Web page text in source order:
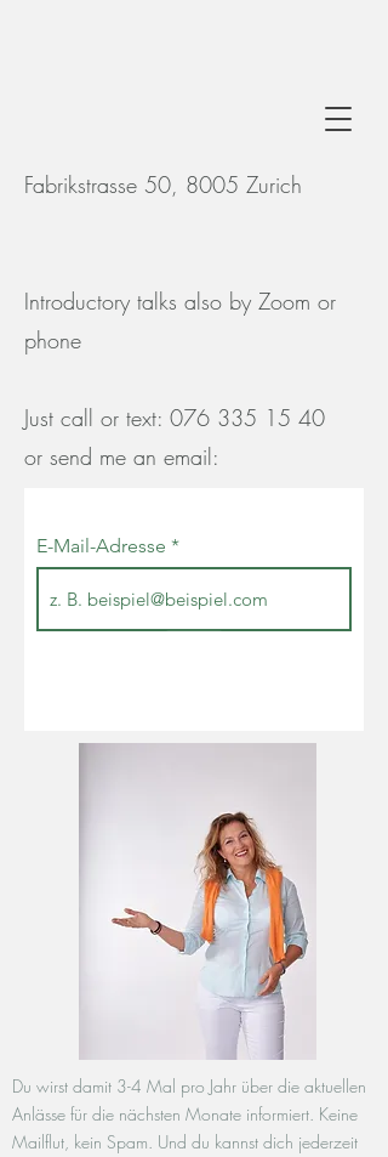
Fabrikstrasse 50, 8005 Zurich
Introductory talks also by Zoom or
phone
Just call or text: 076 335 15 40
or send me an email:
E-Mail-Adresse
Du wirst damit 3-4 Mal pro Jahr über die aktuellen
Anlässe für die nächsten Monate informiert. Keine
Mailflut, kein Spam. Und du kannst dich jederzeit